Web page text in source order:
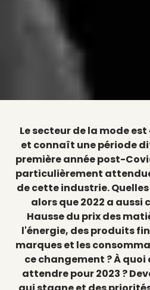
Le secteur de la mode
et connaît une période
première année post-
particulièrement
de cette industrie.
alors que 2022 a aussi
Hausse du prix des
l'énergie, des produits
marques et les
ce changement ? À
attendre pour 2023 ?